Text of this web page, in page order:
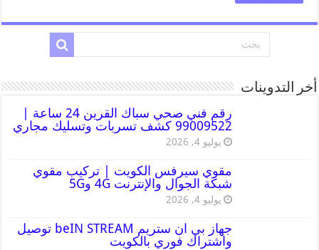
أخر التدوينات
رقم فني صحي سباك القرين 24 ساعة |
99009522 كشف تسربات وتسليك مجاري
يوليو 4, 2026
مقوي سيرفس الكويت | تركيب مقوي
شبكة الجوال والإنترنت 4G و5G
يوليو 4, 2026
جهاز بي ان ستريم beIN STREAM توصيل
واشتراك فوري بالكويت